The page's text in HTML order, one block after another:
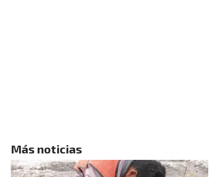
Más noticias